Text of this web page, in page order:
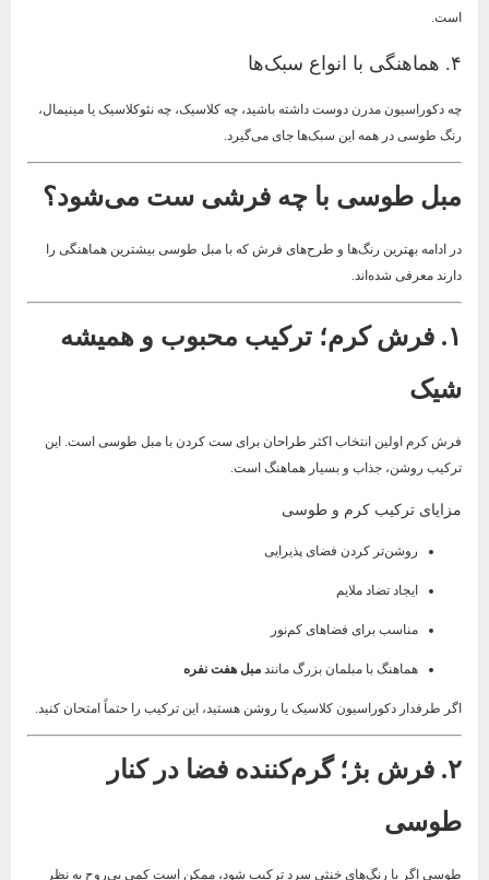
است.
۴. هماهنگی با انواع سبک‌ها
چه دکوراسیون مدرن دوست داشته باشید، چه کلاسیک، چه نئوکلاسیک یا مینیمال،
رنگ طوسی در همه این سبک‌ها جای می‌گیرد.
مبل طوسی با چه فرشی ست می‌شود؟
در ادامه بهترین رنگ‌ها و طرح‌های فرش که با مبل طوسی بیشترین هماهنگی را
دارند معرفی شده‌اند.
۱. فرش کرم؛ ترکیب محبوب و همیشه
شیک
فرش کرم اولین انتخاب اکثر طراحان برای ست کردن با مبل طوسی است. این
ترکیب روشن، جذاب و بسیار هماهنگ است.
مزایای ترکیب کرم و طوسی
روشن‌تر کردن فضای پذیرایی
ایجاد تضاد ملایم
مناسب برای فضاهای کم‌نور
هماهنگ با مبلمان بزرگ مانندمبل هفت نفره
اگر طرفدار دکوراسیون کلاسیک یا روشن هستید، این ترکیب را حتماً امتحان کنید.
۲. فرش بژ؛ گرم‌کننده فضا در کنار
طوسی
طوسی اگر با رنگ‌های خنثی سرد ترکیب شود، ممکن است کمی بی‌روح به نظر